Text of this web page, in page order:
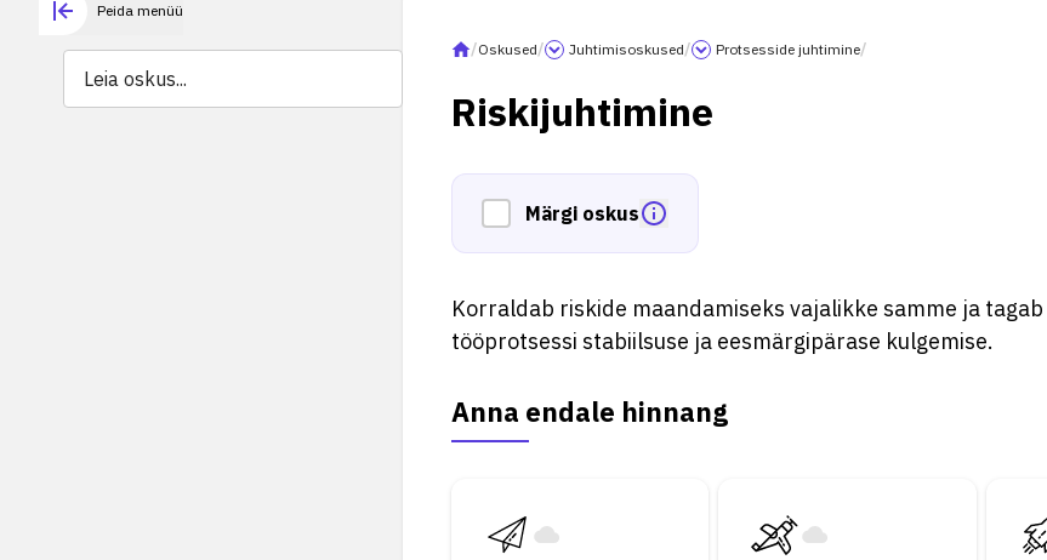
Peida menüü
/Oskused/ Juhtimisoskused/ Protsesside juhtimine/
Riskijuhtimine
Märgi oskus
Korraldab riskide maandamiseks vajalikke samme ja tagab
tööprotsessi stabiilsuse ja eesmärgipärase kulgemise.
Anna endale hinnang